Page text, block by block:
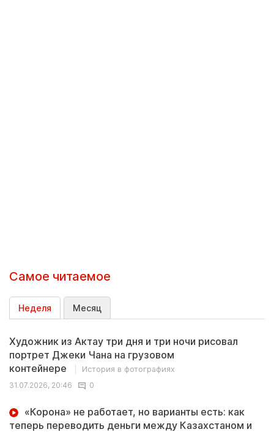
Самое читаемое
Неделя Месяц
Художник из Актау три дня и три ночи рисовал
портрет Джеки Чана на грузовом
контейнере
История в фотографиях
31.07.2026, 20:46
0
«Корона» не работает, но варианты есть: как
теперь переводить деньги между Казахстаном и